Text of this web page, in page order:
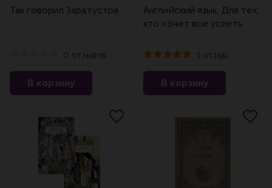
Так говорил Заратустра
0 отзывов
В корзину
Английский язык. Для тех,
кто хочет все успеть
1 отзыв
В корзину